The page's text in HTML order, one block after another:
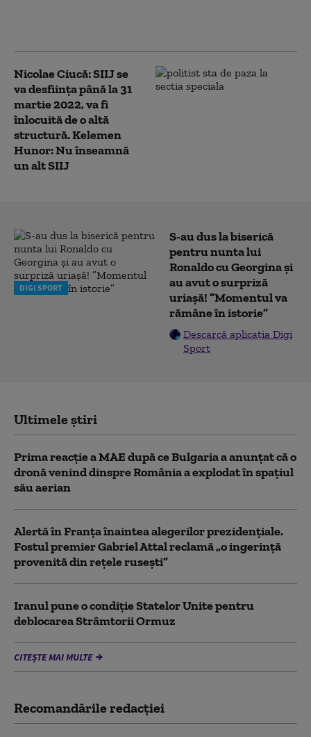
Nicolae Ciucă: SIIJ se
va desființa până la 31
martie 2022, va fi
înlocuită de o altă
structură. Kelemen
Hunor: Nu înseamnă
un alt SIIJ
DIGI SPORT
S-au dus la biserică
pentru nunta lui
Ronaldo cu Georgina și
au avut o surpriză
uriașă! ”Momentul va
rămâne în istorie”
Descarcă aplicația Digi
Sport
Ultimele știri
Prima reacție a MAE după ce Bulgaria a anunţat că o
dronă venind dinspre România a explodat în spaţiul
său aerian
Alertă în Franța înaintea alegerilor prezidențiale.
Fostul premier Gabriel Attal reclamă „o ingerință
provenită din rețele rusești”
Iranul pune o condiție Statelor Unite pentru
deblocarea Strâmtorii Ormuz
CITEȘTE MAI MULTE
Recomandările redacţiei